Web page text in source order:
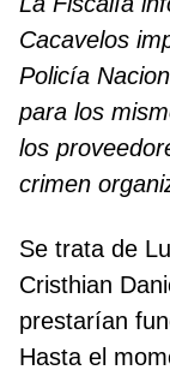
Cacavelos
Policía
para los
los
crimen
Se trata de
Cristhian
prestarían
Hasta el